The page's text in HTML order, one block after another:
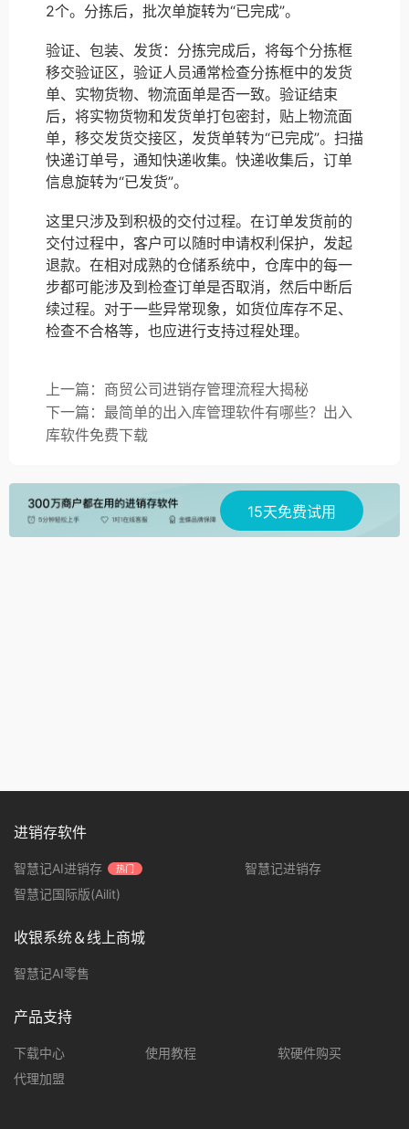
2个。分拣后，批次单旋转为“已完成”。
验证、包装、发货：分拣完成后，将每个分拣框
移交验证区，验证人员通常检查分拣框中的发货
单、实物货物、物流面单是否一致。验证结束
后，将实物货物和发货单打包密封，贴上物流面
单，移交发货交接区，发货单转为“已完成”。扫描
快递订单号，通知快递收集。快递收集后，订单
信息旋转为“已发货”。
这里只涉及到积极的交付过程。在订单发货前的
交付过程中，客户可以随时申请权利保护，发起
退款。在相对成熟的仓储系统中，仓库中的每一
步都可能涉及到检查订单是否取消，然后中断后
续过程。对于一些异常现象，如货位库存不足、
检查不合格等，也应进行支持过程处理。
上一篇：商贸公司进销存管理流程大揭秘
下一篇：最简单的出入库管理软件有哪些？出入
库软件免费下载
15天免费试用
进销存软件
智慧记AI进销存 热门
智慧记进销存
智慧记国际版(Ailit)
收银系统＆线上商城
智慧记AI零售
产品支持
下载中心 使用教程
软硬件购买
代理加盟